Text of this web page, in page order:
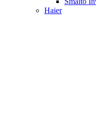
Haier